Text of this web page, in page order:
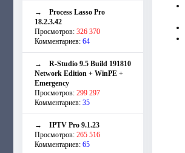
→ Process Lasso Pro
18.2.3.42
Просмотров: 326 370
Комментариев: 64
→ R-Studio 9.5 Build 191810
Network Edition + WinPE +
Emergency
Просмотров: 299 297
Комментариев: 35
→ IPTV Pro 9.1.23
Просмотров: 265 516
Комментариев: 65